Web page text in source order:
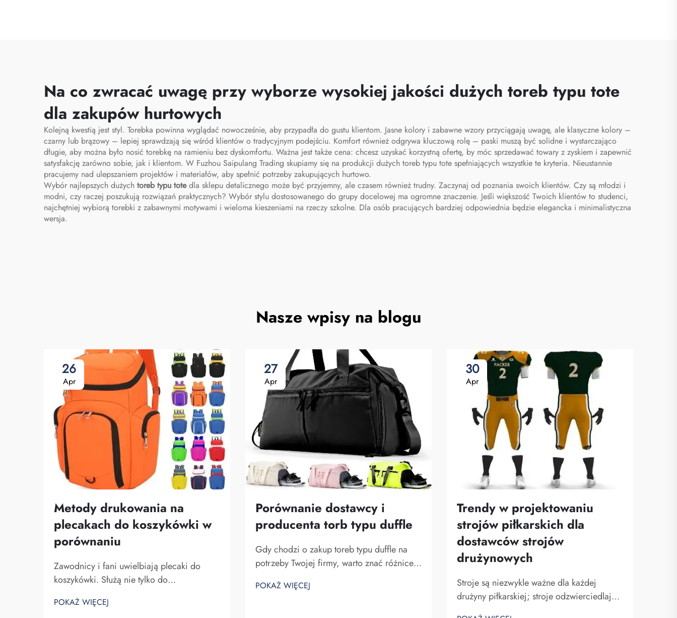
Na co zwracać uwagę przy wyborze wysokiej jakości dużych toreb typu tote
dla zakupów hurtowych
Kolejną kwestią jest styl. Torebka powinna wyglądać nowocześnie, aby przypadła do gustu klientom. Jasne kolory i zabawne wzory przyciągają uwagę, ale klasyczne kolory –
czarny lub brązowy – lepiej sprawdzają się wśród klientów o tradycyjnym podejściu. Komfort również odgrywa kluczową rolę – paski muszą być solidne i wystarczająco
długie, aby można było nosić torebkę na ramieniu bez dyskomfortu. Ważna jest także cena: chcesz uzyskać korzystną ofertę, by móc sprzedawać towary z zyskiem i zapewnić
satysfakcję zarówno sobie, jak i klientom. W Fuzhou Saipulang Trading skupiamy się na produkcji dużych toreb typu tote spełniających wszystkie te kryteria. Nieustannie
pracujemy nad ulepszaniem projektów i materiałów, aby spełnić potrzeby zakupujących hurtowo.
Wybór najlepszych dużych toreb typu totedla sklepu detalicznego może być przyjemny, ale czasem również trudny. Zaczynaj od poznania swoich klientów. Czy są młodzi i
modni, czy raczej poszukują rozwiązań praktycznych? Wybór stylu dostosowanego do grupy docelowej ma ogromne znaczenie. Jeśli większość Twoich klientów to studenci,
najchętniej wybiorą torebki z zabawnymi motywami i wieloma kieszeniami na rzeczy szkolne. Dla osób pracujących bardziej odpowiednia będzie elegancka i minimalistyczna
wersja.
Nasze wpisy na blogu
26
Apr
Metody drukowania na
plecakach do koszykówki w
porównaniu
Zawodnicy i fani uwielbiają plecaki do
koszykówki. Służą nie tylko do
ale także do pokazywania ducha zespołu
POKAŻ WIĘCEJ
27
Apr
Porównanie dostawcy i
producenta torb typu duffle
Gdy chodzi o zakup toreb typu duffle na
potrzeby Twojej firmy, warto znać różnice
to firmy sprzedające towary, podczas gdy
POKAŻ WIĘCEJ
30
Apr
Trendy w projektowaniu
strojów piłkarskich dla
dostawców strojów
drużynowych
Stroje są niezwykle ważne dla każdej
drużyny piłkarskiej; stroje odzwierciedlają